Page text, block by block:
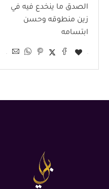
الصدق ما ينخدع فيه في
زين منطوقه وحسن
ابتسامه